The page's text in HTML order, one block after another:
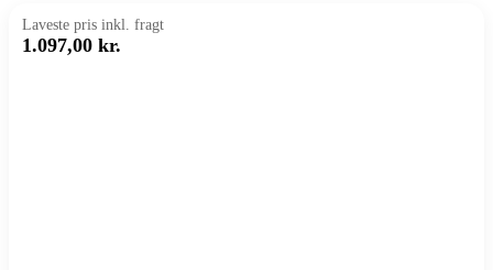
Laveste pris inkl. fragt
1.097,00 kr.